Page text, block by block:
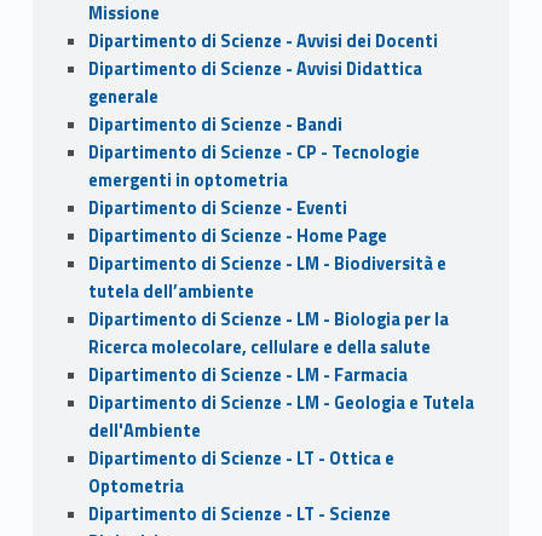
Missione
Dipartimento di Scienze - Avvisi dei Docenti
Dipartimento di Scienze - Avvisi Didattica
generale
Dipartimento di Scienze - Bandi
Dipartimento di Scienze - CP - Tecnologie
emergenti in optometria
Dipartimento di Scienze - Eventi
Dipartimento di Scienze - Home Page
Dipartimento di Scienze - LM - Biodiversità e
tutela dell’ambiente
Dipartimento di Scienze - LM - Biologia per la
Ricerca molecolare, cellulare e della salute
Dipartimento di Scienze - LM - Farmacia
Dipartimento di Scienze - LM - Geologia e Tutela
dell'Ambiente
Dipartimento di Scienze - LT - Ottica e
Optometria
Dipartimento di Scienze - LT - Scienze